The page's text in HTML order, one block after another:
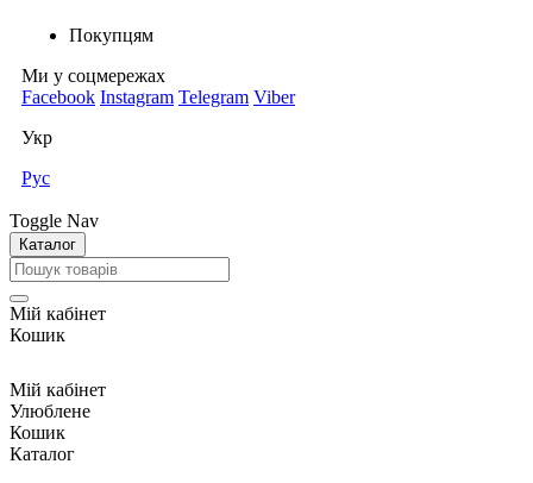
Покупцям
Ми у соцмережах
Facebook Instagram Telegram Viber
Укр
Рус
Toggle Nav
Каталог
Мій кабінет
Кошик
Мій кабінет
Улюблене
Кошик
Каталог